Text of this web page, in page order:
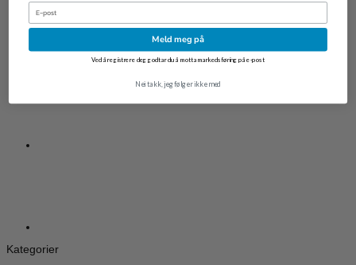
MetaZoo TCG Base Set Booster Box
kr1.459,00
Kategorier
Meld meg på
Ved å registrere deg godtar du å motta markedsføring på e-post
Nei takk, jeg følger ikke med